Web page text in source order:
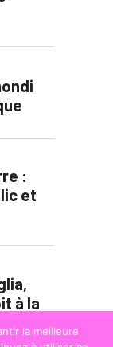
la meilleure